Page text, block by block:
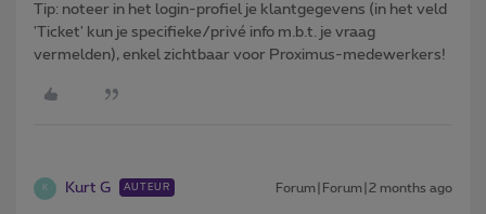
Tip: noteer in het login-profiel je klantgegevens (in het veld
'Ticket' kun je specifieke/privé info m.b.t. je vraag
vermelden), enkel zichtbaar voor Proximus-medewerkers!
K Kurt G AUTEUR Forum|Forum|2 months ago